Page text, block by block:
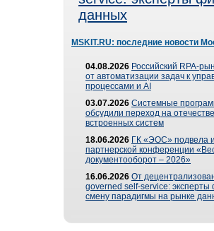
данных
MSKIT.RU: последние новости
04.08.2026 Российский RPA-
от автоматизации задач к
процессами и AI
03.07.2026 Системные
обсудили переход на
встроенных систем
18.06.2026 ГК «ЭОС» подвела
партнерской конференции
документооборот – 2026»
16.06.2026 От
governed self-service: эксперты
смену парадигмы на рынке